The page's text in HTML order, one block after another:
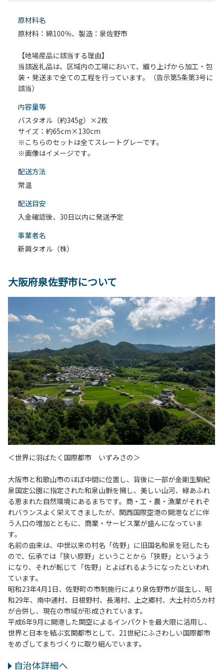
原材料名
原材料：綿100％、製造：泉佐野市
【地場産品に該当する理由】
当該返礼品は、区域内の工場において、織り上げから加工・包
装・発送まで全ての工程を行っています。（告示第5条第3号に
該当）
内容量等
バスタオル（約345g）×2枚
サイズ：約65cm×130cm
※こちらのセットは全てスレートグレーです。
※画像はイメージです｡
配送⽅法
常温
配送目安
入金確認後、30日以内に発送予定
事業者名
新興タオル（株）
大阪府泉佐野市について
＜世界に羽ばたく国際都市 いずみさの＞
大阪市と和歌山市のほぼ中間に位置し、背後に一部が金剛生駒紀
泉国定公園に指定された和泉山脈を擁し、美しい山河、緑あふれ
る恵まれた自然環境にあるまちです。商・工・農・漁業がそれぞ
れバランスよく栄えてきましたが、関西国際空港の開港などに伴
う人口の増加とともに、商業・サービス業が盛んになっていま
す。
名前の由来は、中世以来の村名「佐野」に旧国名和泉を冠したも
ので、伝承では「狭い原野」ということから「狭野」というよう
になり、それが転じて「佐野」とよばれるようになったといわれ
ています。
昭和23年4月1日、佐野町の市制施行により泉佐野市が誕生し、昭
和29年、南中通村、日根野村、長滝村、上之郷村、大土村の5カ村
が合併し、現在の市域が形成されています。
平成6年9月に開港した関空によるインパクトを最大限に活用し、
世界と日本を結ぶ玄関都市として、21世紀にふさわしい国際都市
をめざしてまちづくりに取り組んでいます。
自治体詳細へ